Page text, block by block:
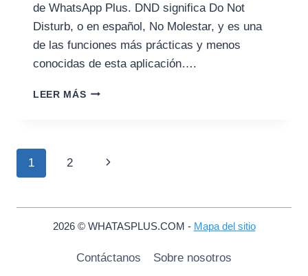
de WhatsApp Plus. DND significa Do Not
Disturb, o en español, No Molestar, y es una
de las funciones más prácticas y menos
conocidas de esta aplicación….
LEER MÁSCÓMO
GUÍA
COMPLETA
Navegación
página
1 2
Siguiente
2026 © WHATASPLUS.COM - Mapa del sitio
Contáctanos Sobre nosotros